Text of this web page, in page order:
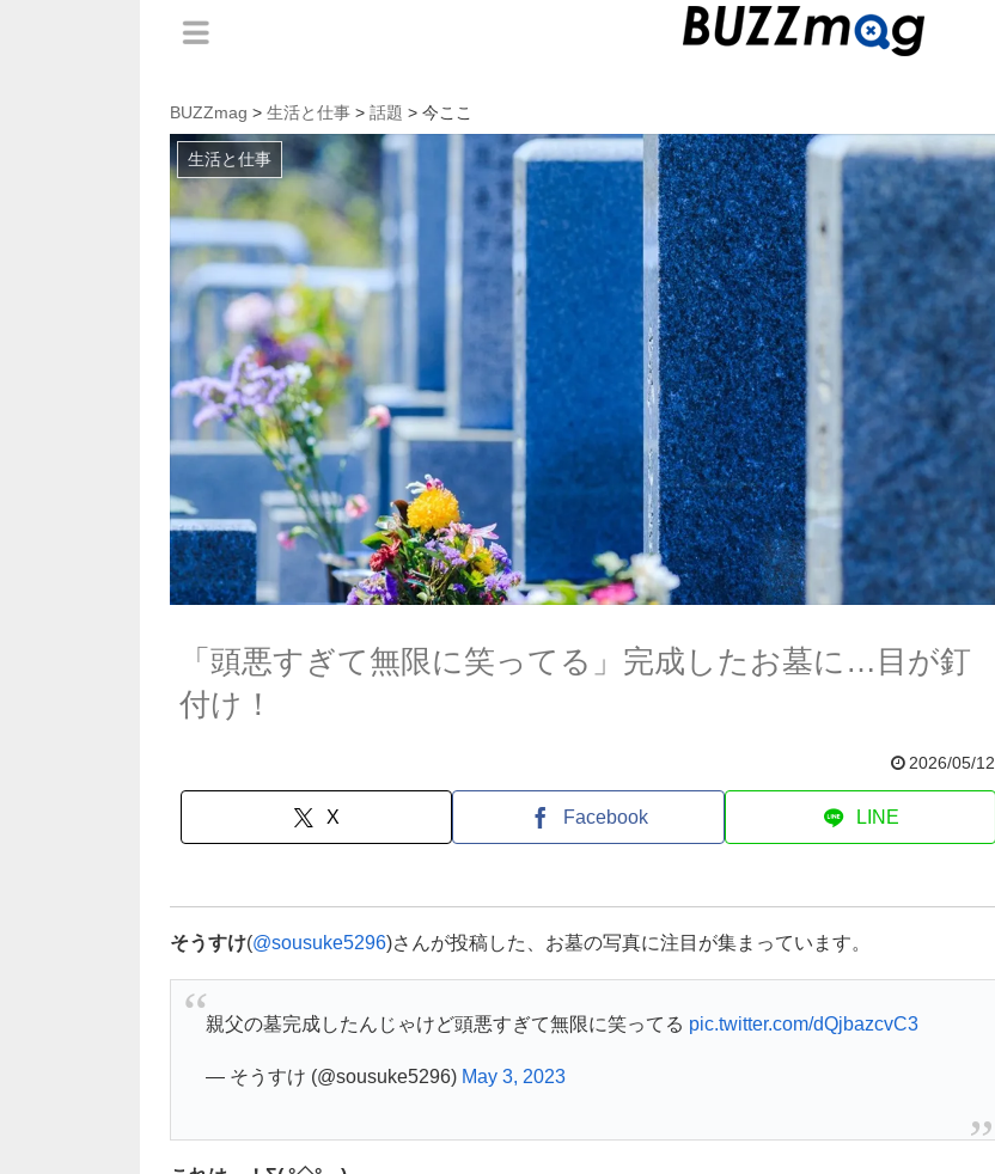
BUZZmag > 生活と仕事 > 話題 > 今ここ
生活と仕事
「頭悪すぎて無限に笑ってる」完成したお墓に…目が釘
付け！
2026/05/12
X Facebook LINE
そうすけ(@sousuke5296)さんが投稿した、お墓の写真に注目が集まっています。
親父の墓完成したんじゃけど頭悪すぎて無限に笑ってる pic.twitter.com/dQjbazcvC3
— そうすけ (@sousuke5296) May 3, 2023